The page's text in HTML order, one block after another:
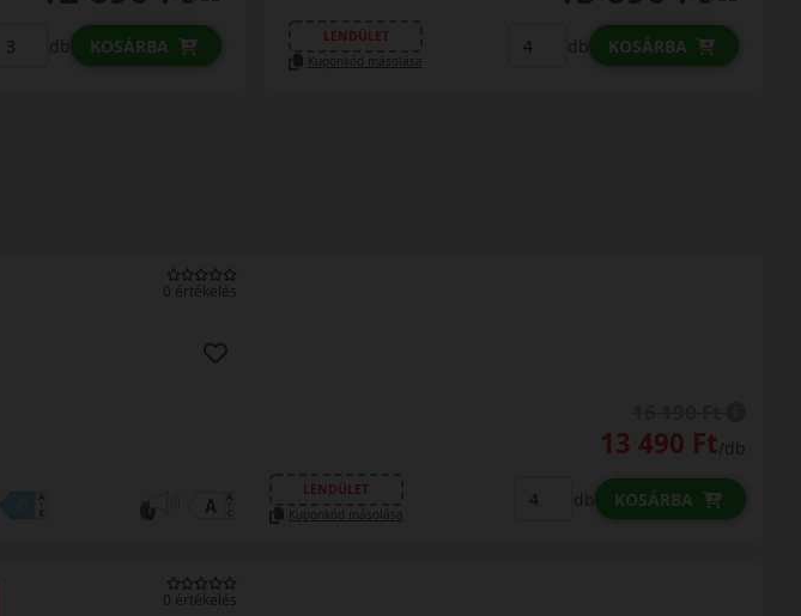
db KOSÁRBA
LENDÜLET
Kuponkód másolása
db KOSÁRBA
0 értékelés
13 490 Ft/db
LENDÜLET
Kuponkód másolása
db KOSÁRBA
0 értékelés